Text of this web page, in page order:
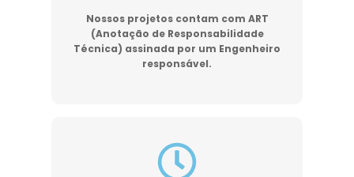
Nossos projetos contam com ART
(Anotação de Responsabilidade
Técnica) assinada por um Engenheiro
responsável.